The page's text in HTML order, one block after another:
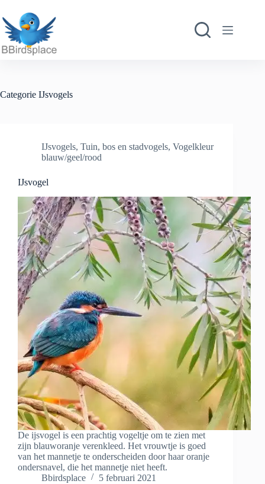
naar
de
inhoud
Categorie IJsvogels
IJsvogels, Tuin, bos en stadvogels, Vogelkleur
blauw/geel/rood
IJsvogel
De ijsvogel is een prachtig vogeltje om te zien met
zijn blauworanje verenkleed. Het vrouwtje is goed
van het mannetje te onderscheiden door haar oranje
ondersnavel, die het mannetje niet heeft.
Bbirdsplace
5 februari 2021